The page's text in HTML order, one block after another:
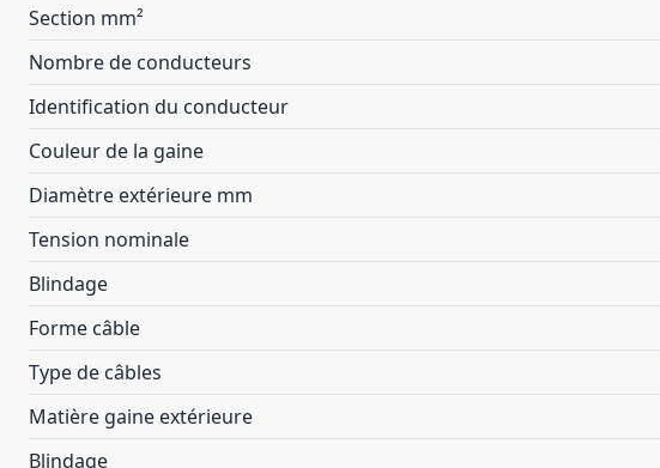
Section mm²
Nombre de conducteurs
Identification du conducteur
Couleur de la gaine
Diamètre extérieure mm
Tension nominale
Blindage
Forme câble
Type de câbles
Matière gaine extérieure
Blindage